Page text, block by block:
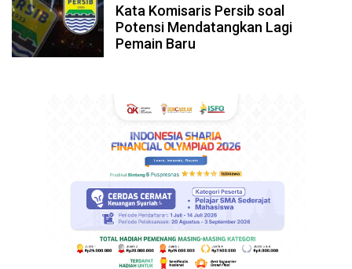
Kata Komisaris Persib soal
Potensi Mendatangkan Lagi
Pemain Baru